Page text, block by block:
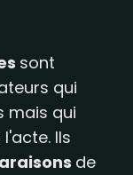
sont
qui
mais qui
Ils
de